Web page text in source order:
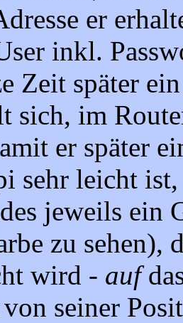
er
inkl.
Zeit später
sich, im
er später
sehr leicht
jeweils ein
zu sehen),
wird - auf
seiner